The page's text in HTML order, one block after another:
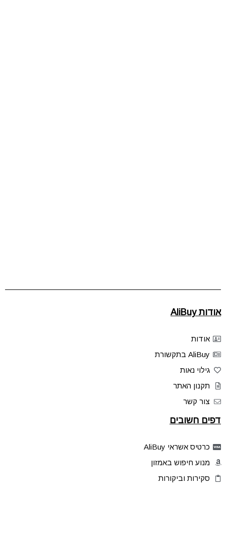
אודות AliBuy
אודות
AliBuy בתקשורת
גילוי נאות
תקנון האתר
צור קשר
דפים חשובים
כרטיס אשראי AliBuy
מנוע חיפוש באמזון
סקירות וביקורות